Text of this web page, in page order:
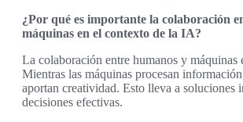
¿Por qué es importante la colaboración
máquinas en el contexto de la IA?
La colaboración entre humanos y máquinas
Mientras las máquinas procesan
aportan creatividad. Esto lleva a soluciones
decisiones efectivas.